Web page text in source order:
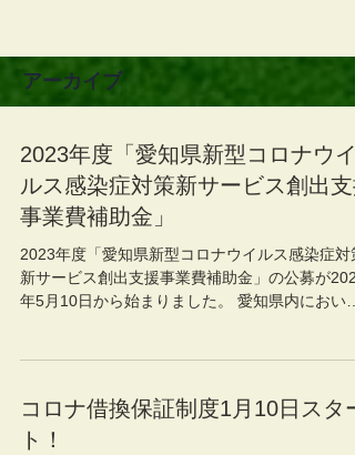
アーカイブ
2023年度「愛知県新型コロナウイ
ルス感染症対策新サービス創出支
事業費補助金」
2023年度「愛知県新型コロナウイルス感染症対
新サービス創出支援事業費補助金」の公募が
年5月10日から始まりました。 愛知県内において
コロナ借換保証制度1月10日スター
ト！